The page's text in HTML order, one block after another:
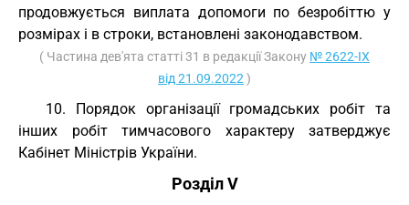
продовжується виплата допомоги по безробіттю у
розмірах і в строки, встановлені законодавством.
( Частина дев'ята статті 31 в редакції Закону № 2622-IX
від 21.09.2022 )
10. Порядок організації громадських робіт та
інших робіт тимчасового характеру затверджує
Кабінет Міністрів України.
Розділ V